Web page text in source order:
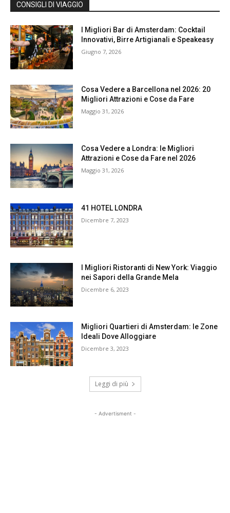
CONSIGLI DI VIAGGIO
I Migliori Bar di Amsterdam: Cocktail
Innovativi, Birre Artigianali e Speakeasy
Giugno 7, 2026
Cosa Vedere a Barcellona nel 2026: 20
Migliori Attrazioni e Cose da Fare
Maggio 31, 2026
Cosa Vedere a Londra: le Migliori
Attrazioni e Cose da Fare nel 2026
Maggio 31, 2026
41 HOTEL LONDRA
Dicembre 7, 2023
I Migliori Ristoranti di New York: Viaggio
nei Sapori della Grande Mela
Dicembre 6, 2023
Migliori Quartieri di Amsterdam: le Zone
Ideali Dove Alloggiare
Dicembre 3, 2023
Leggi di più
- Advertisment -